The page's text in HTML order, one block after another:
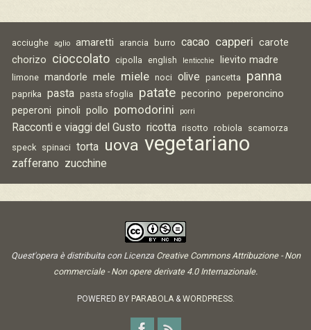
acciughe aglio amaretti arancia burro cacao capperi carote
chorizo
cioccolato cipolla english lenticchie lievito madre
limone mandorle mele miele noci olive pancetta panna
paprika pasta pasta sfoglia patate pecorino peperoncino
peperoni pinoli pollo pomodorini porri
Racconti e viaggi del Gusto ricotta risotto robiola
scamorza
speck spinaci torta uova vegetariano
zafferano zucchine
Quest'opera è distribuita con Licenza Creative Commons Attribuzione - Non
commerciale - Non opere derivate 4.0 Internazionale.
POWERED BY PARABOLA& WORDPRESS.